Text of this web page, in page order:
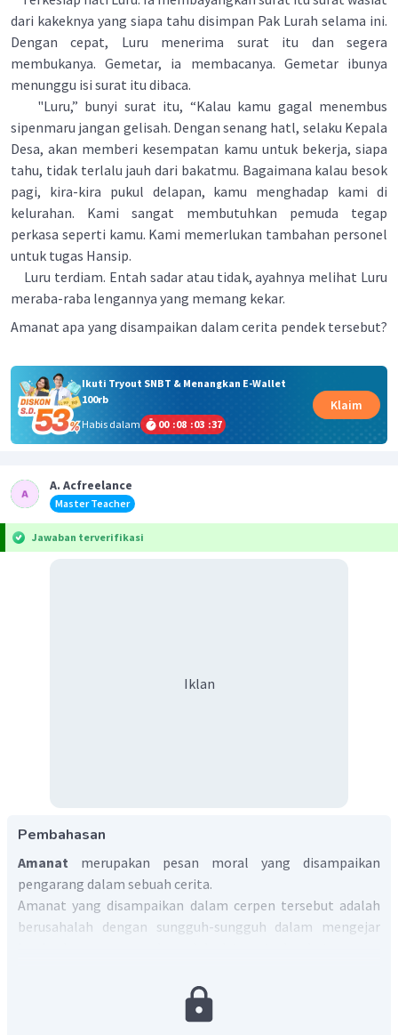
dari kakeknya yang siapa tahu disimpan Pak Lurah selama ini.
Dengan cepat, Luru menerima surat itu dan segera
membukanya. Gemetar, ia membacanya. Gemetar ibunya
menunggu isi surat itu dibaca.
"Luru,” bunyi surat itu, “Kalau kamu gagal menembus
sipenmaru jangan gelisah. Dengan senang hatl, selaku Kepala
Desa, akan memberi kesempatan kamu untuk bekerja, siapa
tahu, tidak terlalu jauh dari bakatmu. Bagaimana kalau besok
pagi, kira-kira pukul delapan, kamu menghadap kami di
kelurahan. Kami sangat membutuhkan pemuda tegap
perkasa seperti kamu. Kami memerlukan tambahan personel
untuk tugas Hansip.
Luru terdiam. Entah sadar atau tidak, ayahnya melihat Luru
meraba-raba lengannya yang memang kekar.
Amanat apa yang disampaikan dalam cerita pendek tersebut?
Ikuti Tryout SNBT & Menangkan E-Wallet
100rb
Habis dalam
00 :08 :03 :36
Klaim
A. Acfreelance
Master Teacher
Jawaban terverifikasi
Iklan
Pembahasan
Amanat merupakan pesan moral yang disampaikan
pengarang dalam sebuah cerita.
Amanat yang disampaikan dalam cerpen tersebut adalah
berusahalah dengan sungguh-sungguh dalam mengejar
ujian SMA, ia menuntut ayahnya membelikan motor dengan
slinder besar itu. Kalimat tersebut menunjukkan